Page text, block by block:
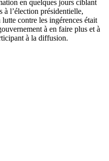
en quelques jours ciblant
à l’élection présidentielle,
contre les ingérences était
à en faire plus et à
à la diffusion.